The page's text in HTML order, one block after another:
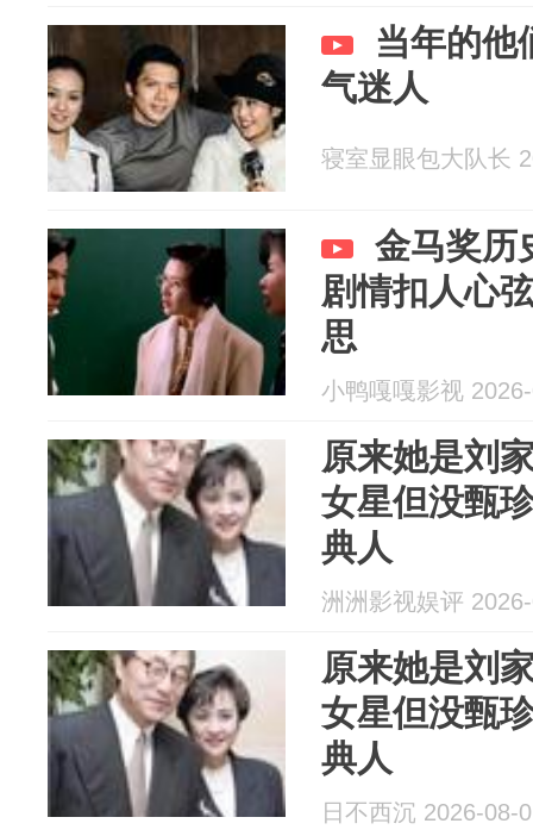
当年的他
气迷人
寝室显眼包大队长
金马奖历
剧情扣人心
思
小鸭嘎嘎影视
原来她是刘
女星但没甄
典人
洲洲影视娱评
原来她是刘
女星但没甄
典人
日不西沉 2026-08-